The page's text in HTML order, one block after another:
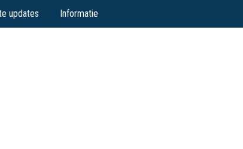
updates Informatie